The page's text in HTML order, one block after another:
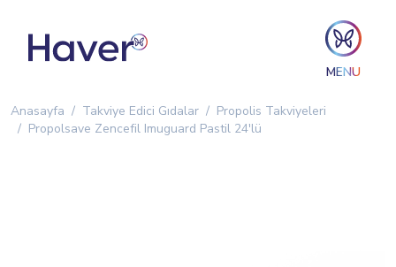
MENU
Anasayfa Takviye Edici Gıdalar
Propolis Takviyeleri
Propolsave Zencefil Imuguard Pastil 24'lü